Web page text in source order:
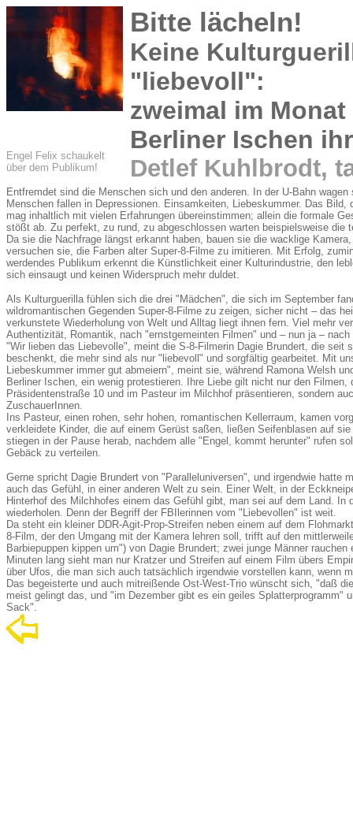
Bitte lächeln!
Keine
"liebevoll":
zweimal im
Berliner Ischen
Detlef Kuhlbrodt,
Engel Felix schaukelt
über dem Publikum!
Entfremdet sind die Menschen sich und den anderen. In der U-Bahn
Menschen fallen in Depressionen. Einsamkeiten, Liebeskummer. Das
mag inhaltlich mit vielen Erfahrungen übereinstimmen; allein die formale
stößt ab. Zu perfekt, zu rund, zu abgeschlossen warten beispielsweise die
Da sie die Nachfrage längst erkannt haben, bauen sie die wacklige
versuchen sie, die Farben alter Super-8-Filme zu imitieren. Mit Erfolg,
werdendes Publikum erkennt die Künstlichkeit einer Kulturindustrie, den
sich einsaugt und keinen Widerspruch mehr duldet.
Als Kulturguerilla fühlen sich die drei "Mädchen", die sich im September
wildromantischen Gegenden Super-8-Filme zu zeigen, sicher nicht – das
verkunstete Wiederholung von Welt und Alltag liegt ihnen fern. Viel mehr
Authentizität, Romantik, nach "ernstgemeinten Filmen" und – nun ja – nach
"Wir lieben das Liebevolle", meint die S-8-Filmerin Dagie Brundert, die seit
beschenkt, die mehr sind als nur "liebevoll" und sorgfältig gearbeitet. Mit
Liebeskummer immer gut abmeiern", meint sie, während Ramona Welsh
Berliner Ischen, ein wenig protestieren. Ihre Liebe gilt nicht nur den
Präsidentenstraße 10 und im Pasteur im Milchhof präsentieren, sondern
ZuschauerInnen.
Ins Pasteur, einen rohen, sehr hohen, romantischen Kellerraum, kamen
verkleidete Kinder, die auf einem Gerüst saßen, ließen Seifenblasen auf
stiegen in der Pause herab, nachdem alle "Engel, kommt herunter" rufen
Gebäck zu verteilen.
Gerne spricht Dagie Brundert von "Paralleluniversen", und irgendwie hatte
auch das Gefühl, in einer anderen Welt zu sein. Einer Welt, in der
Hinterhof des Milchhofes einem das Gefühl gibt, man sei auf dem Land. In
wiederholen. Denn der Begriff der FBIlerinnen vom "Liebevollen" ist weit.
Da steht ein kleiner DDR-Agit-Prop-Streifen neben einem auf dem
8-Film, der den Umgang mit der Kamera lehren soll, trifft auf den
Barbiepuppen kippen um") von Dagie Brundert; zwei junge Männer
Minuten lang sieht man nur Kratzer und Streifen auf einem Film übers
über Ufos, die man sich auch tatsächlich irgendwie vorstellen kann, wenn
Das begeisterte und auch mitreißende Ost-West-Trio wünscht sich, "daß
meist gelingt das, und "im Dezember gibt es ein geiles Splatterprogramm"
Sack".